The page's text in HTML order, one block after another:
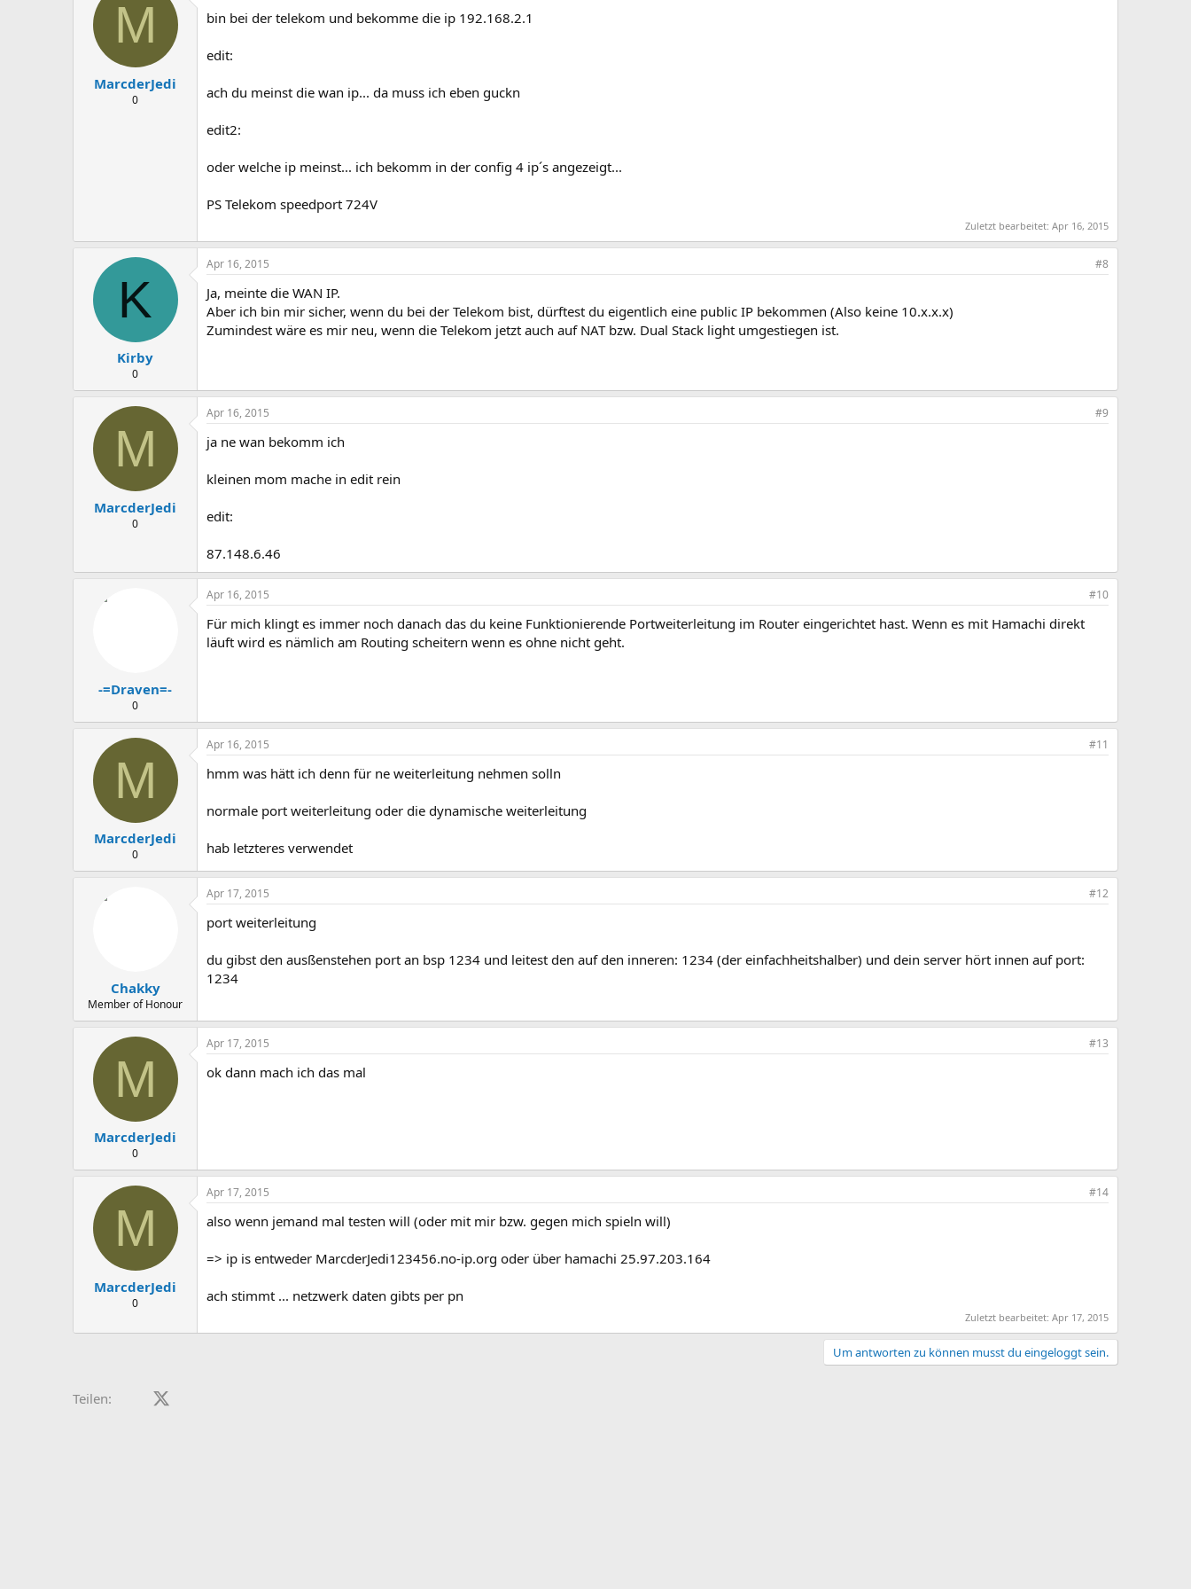
M
MarcderJedi
0
bin bei der telekom und bekomme die ip 192.168.2.1
edit:
ach du meinst die wan ip... da muss ich eben guckn
edit2:
oder welche ip meinst... ich bekomm in der config 4 ip´s angezeigt...
PS Telekom speedport 724V
Zuletzt bearbeitet: Apr 16, 2015
K
Kirby
0
Apr 16, 2015 #8
Ja, meinte die WAN IP.
Aber ich bin mir sicher, wenn du bei der Telekom bist, dürftest du eigentlich eine public IP bekommen (Also keine 10.x.x.x)
Zumindest wäre es mir neu, wenn die Telekom jetzt auch auf NAT bzw. Dual Stack light umgestiegen ist.
M
MarcderJedi
0
Apr 16, 2015 #9
ja ne wan bekomm ich
kleinen mom mache in edit rein
edit:
87.148.6.46
-=Draven=-
0
Apr 16, 2015 #10
Für mich klingt es immer noch danach das du keine Funktionierende Portweiterleitung im Router eingerichtet hast. Wenn es mit Hamachi direkt
läuft wird es nämlich am Routing scheitern wenn es ohne nicht geht.
M
MarcderJedi
0
Apr 16, 2015 #11
hmm was hätt ich denn für ne weiterleitung nehmen solln
normale port weiterleitung oder die dynamische weiterleitung
hab letzteres verwendet
Chakky
Member of Honour
Apr 17, 2015 #12
port weiterleitung
du gibst den ausßenstehen port an bsp 1234 und leitest den auf den inneren: 1234 (der einfachheitshalber) und dein server hört innen auf port:
1234
M
MarcderJedi
0
Apr 17, 2015 #13
ok dann mach ich das mal
M
MarcderJedi
0
Apr 17, 2015 #14
also wenn jemand mal testen will (oder mit mir bzw. gegen mich spieln will)
=> ip is entweder MarcderJedi123456.no-ip.org oder über hamachi 25.97.203.164
ach stimmt ... netzwerk daten gibts per pn
Zuletzt bearbeitet: Apr 17, 2015
Um antworten zu können musst du eingeloggt sein.
Teilen: Facebook